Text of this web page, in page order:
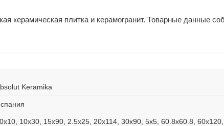
керамическая плитка и керамогранит. Товарные данные
Keramika
10x30, 15x90, 2.5x25, 20x114, 30x90, 5x5, 60.8x60.8,